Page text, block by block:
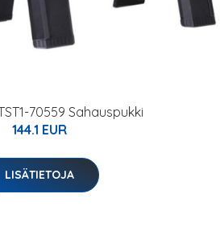
70559 Sahauspukki
144.1 EUR
LISÄTIETOJA